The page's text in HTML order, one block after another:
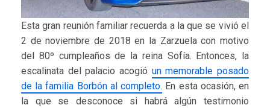
Esta gran reunión familiar recuerda a la que se vivió el
2 de noviembre de 2018 en la Zarzuela con motivo
del 80º cumpleaños de la reina Sofía. Entonces, la
escalinata del palacio acogió un memorable posado
de la familia Borbón al completo. En esta ocasión, en
la que se desconoce si habrá algún testimonio